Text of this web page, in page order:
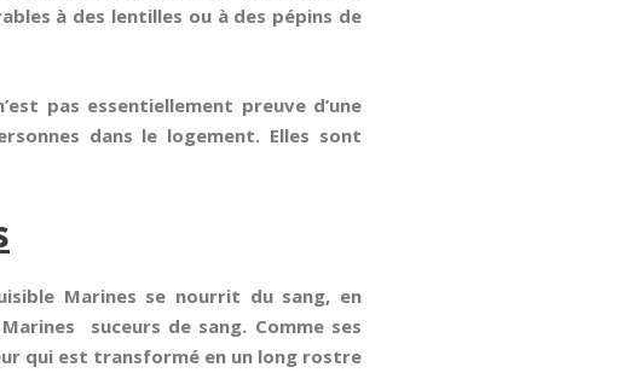
à des lentilles ou à des pépins de
pas essentiellement preuve d’une
dans le logement. Elles sont
Marines se nourrit du sang, en
suceurs de sang. Comme ses
qui est transformé en un long rostre